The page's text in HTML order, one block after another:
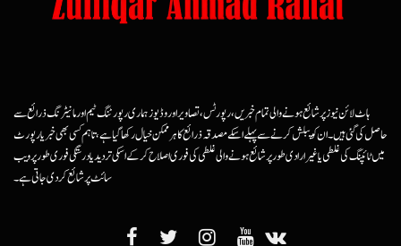
ہاٹ لائن نیوز پر شائع ہونے والی تمام خبریں، رپورٹس، تصاویر اور وڈیوز ہماری رپورٹنگ ٹیم اور مانیٹرنگ ذرائع سے
حاصل کی گئی ہیں۔ ان کو پبلش کرنے سے پہلے اسکے مصدقہ ذرائع کا ہرممکن خیال رکھا گیا ہے، تاہم کسی بھی خبر یا رپورٹ
میں ٹائپنگ کی غلطی یا غیرارادی طور پر شائع ہونے والی غلطی کی فوری اصلاح کرکے اسکی تردید یا درستگی فوری طور پر ویب
سائٹ پر شائع کردی جاتی ہے۔